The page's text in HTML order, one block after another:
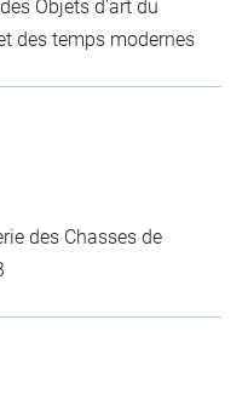
Objets d'art du
des temps modernes
des Chasses de